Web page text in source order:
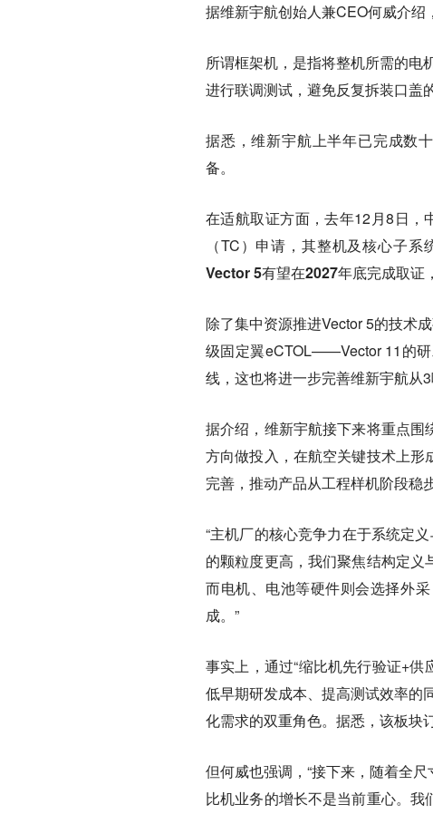
据维新宇航创始人兼CEO何威介绍，
所谓框架机，是指将整机所需的电
进行联调测试，避免反复拆装口盖
据悉，维新宇航上半年已完成数
备。
在适航取证方面，去年12月8日，
（TC）申请，其整机及核心子
Vector 5有望在2027年底完成取证
除了集中资源推进Vector 5的技术
级固定翼eCTOL——Vector 11的
线，这也将进一步完善维新宇航从
据介绍 ，维新宇航接下来将重点
方向做投入， 在航空关键技术上形
完善，推动产品从工程样机阶段稳
“主机厂的核心竞争力在于系统定
的颗粒度更高，我们聚焦结构定义
而电机、电池等硬件则会选择外
成。”
事实上，通过“缩比机先行验证+
低早期研发成本、提高测试效率的
化需求的双重角色。据悉，该板块
但何威也强调，“接下来，随着全
比机业务的增长不是当前重心。 我